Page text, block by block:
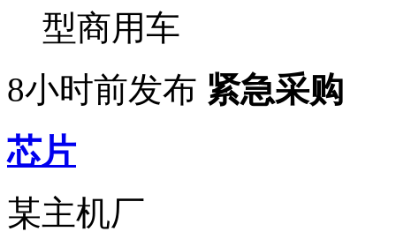
型商用车
8小时前发布 紧急采购
芯片
某主机厂